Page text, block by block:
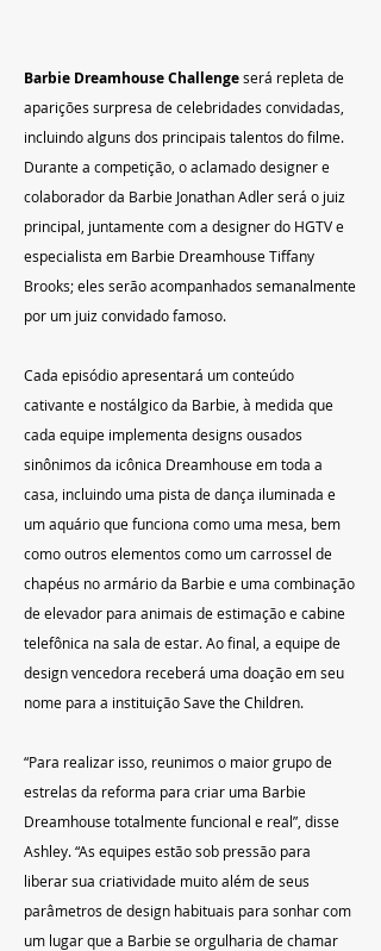
Barbie Dreamhouse Challenge será repleta de
aparições surpresa de celebridades convidadas,
incluindo alguns dos principais talentos do filme.
Durante a competição, o aclamado designer e
colaborador da Barbie Jonathan Adler será o juiz
principal, juntamente com a designer do HGTV e
especialista em Barbie Dreamhouse Tiffany
Brooks; eles serão acompanhados semanalmente
por um juiz convidado famoso.
Cada episódio apresentará um conteúdo
cativante e nostálgico da Barbie, à medida que
cada equipe implementa designs ousados
sinônimos da icônica Dreamhouse em toda a
casa, incluindo uma pista de dança iluminada e
um aquário que funciona como uma mesa, bem
como outros elementos como um carrossel de
chapéus no armário da Barbie e uma combinação
de elevador para animais de estimação e cabine
telefônica na sala de estar. Ao final, a equipe de
design vencedora receberá uma doação em seu
nome para a instituição Save the Children.
“Para realizar isso, reunimos o maior grupo de
estrelas da reforma para criar uma Barbie
Dreamhouse totalmente funcional e real”, disse
Ashley. “As equipes estão sob pressão para
liberar sua criatividade muito além de seus
parâmetros de design habituais para sonhar com
um lugar que a Barbie se orgulharia de chamar